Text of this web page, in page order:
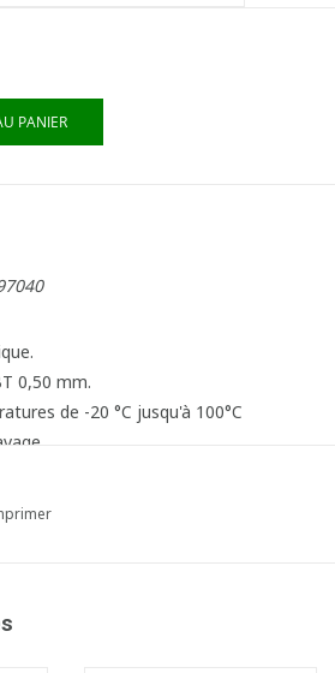
PANIER
0,50 mm.
de -20 °C jusqu'à 100°C